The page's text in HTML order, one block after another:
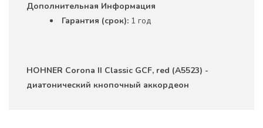
Дополнительная Информация
Гарантия (срок): 1 год
HOHNER Corona II Classic GCF, red (A5523) -
диатонический кнопочный аккордеон